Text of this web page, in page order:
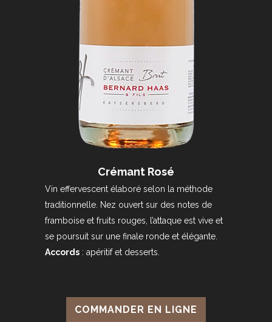
Crémant Rosé
Vin effervescent élaboré selon la méthode
traditionnelle. Nez ouvert sur des notes de
framboise et fruits rouges, l’attaque est vive et
se poursuit sur une finale ronde et élégante.
Accords : apéritif et desserts.
COMMANDER EN LIGNE